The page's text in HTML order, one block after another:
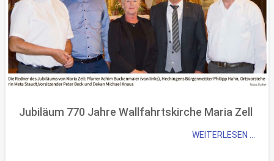
Jubiläum 770 Jahre Wallfahrtskirche Maria Zell
WEITERLESEN ...